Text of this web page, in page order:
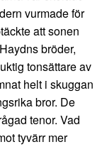
vurmade för
att sonen
bröder,
tonsättare av
helt i skuggan
bror. De
tenor. Vad
tyvärr mer